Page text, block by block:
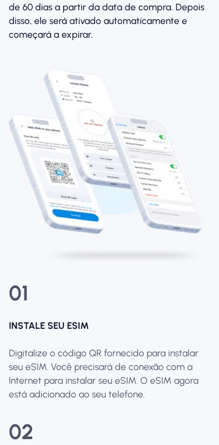
de 60 dias a partir da data de compra. Depois
disso, ele será ativado automaticamente e
começará a expirar.
01
INSTALE SEU ESIM
Digitalize o código QR fornecido para instalar
seu eSIM. Você precisará de conexão com a
Internet para instalar seu eSIM. O eSIM agora
está adicionado ao seu telefone.
02